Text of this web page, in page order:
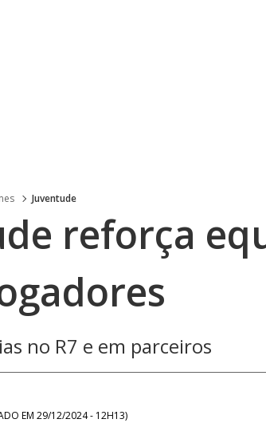
Juventude
reforça
no R7 e em parceiros
EM 29/12/2024 - 12H13)